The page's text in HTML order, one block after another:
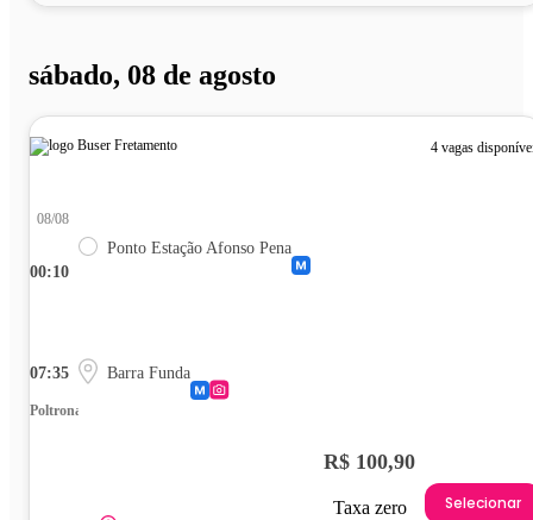
sábado, 08 de agosto
4 vagas
00:10
08/08
Ponto Estação Afonso Pena
07:35 Barra Funda
Poltrona
R$ 100,90
Taxa zero Selecionar